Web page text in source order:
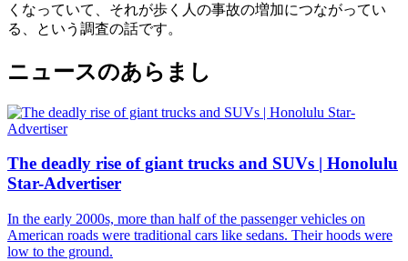
くなっていて、それが歩く人の事故の増加につながってい
る、という調査の話です。
ニュースのあらまし
The deadly rise of giant trucks and SUVs | Honolulu
Star-Advertiser
In the early 2000s, more than half of the passenger vehicles on
American roads were traditional cars like sedans. Their hoods were
low to the ground.